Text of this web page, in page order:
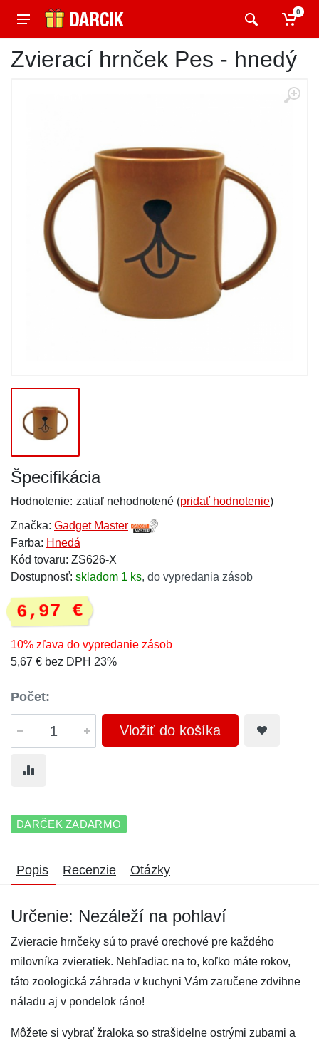
0
Zvierací hrnček Pes - hnedý
Špecifikácia
Hodnotenie: zatiaľ nehodnotené (pridať hodnotenie)
Značka: Gadget Master
Farba: Hnedá
Kód tovaru: ZS626-X
Dostupnosť: skladom 1 ks, do vypredania zásob
6,97 €
10% zľava do vypredanie zásob
5,67 € bez DPH 23%
Počet:
Vložiť do košíka
DARČEK ZADARMO
Popis Recenzie Otázky
Určenie: Nezáleží na pohlaví
Zvieracie hrnčeky sú to pravé orechové pre každého
milovníka zvieratiek. Nehľadiac na to, koľko máte rokov,
táto zoologická záhrada v kuchyni Vám zaručene zdvihne
náladu aj v pondelok ráno!
Môžete si vybrať žraloka so strašidelne ostrými zubami a